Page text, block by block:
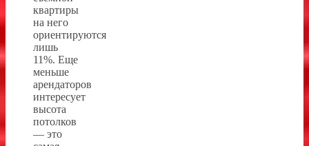
квартиры
на него
ориентируются
лишь
11%. Еще
меньше
арендаторов
интересует
высота
потолков
— это